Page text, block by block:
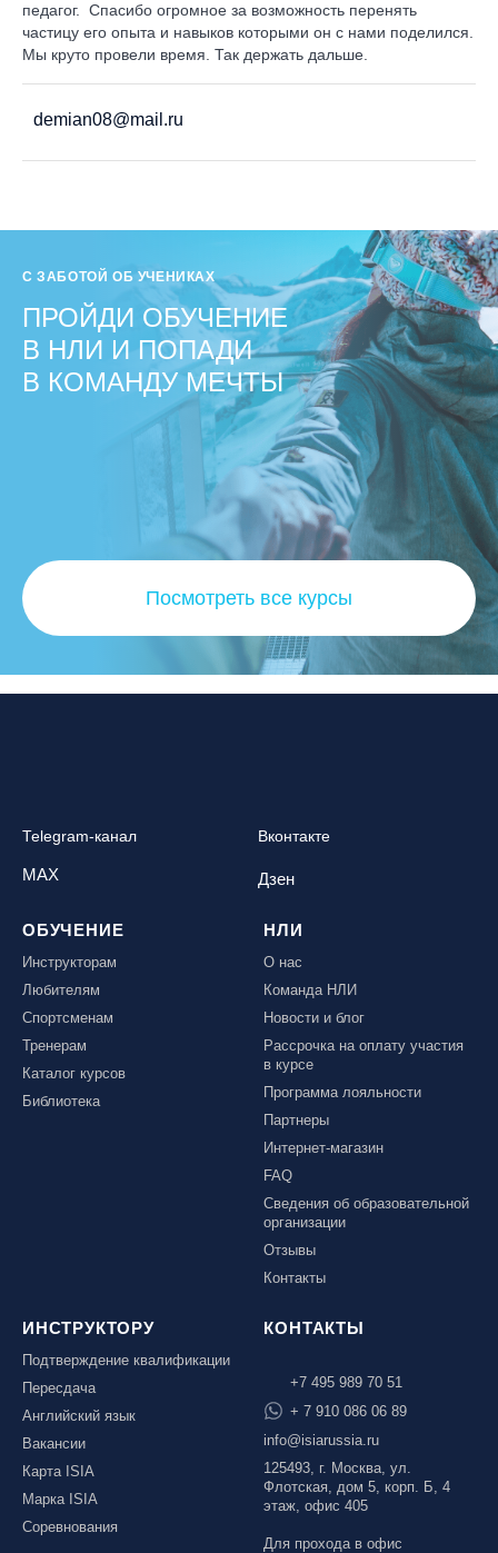
педагог. Спасибо огромное за возможность перенять
частицу его опыта и навыков которыми он с нами поделился.
Мы круто провели время. Так держать дальше.
demian08@mail.ru
С ЗАБОТОЙ ОБ УЧЕНИКАХ
ПРОЙДИ ОБУЧЕНИЕ
В НЛИ И ПОПАДИ
В КОМАНДУ МЕЧТЫ
Посмотреть все курсы
Telegram-канал Вконтакте
MAX Дзен
ОБУЧЕНИЕ
Инструкторам
Любителям
Спортсменам
Тренерам
Каталог курсов
Библиотека
НЛИ
О нас
Команда НЛИ
Новости и блог
Рассрочка на оплату участия
в курсе
Программа лояльности
Партнеры
Интернет-магазин
FAQ
Сведения об образовательной
организации
Отзывы
Контакты
ИНСТРУКТОРУ
Подтверждение квалификации
Пересдача
Английский язык
Вакансии
Карта ISIA
Марка ISIA
Соревнования
КОНТАКТЫ
+7 495 989 70 51
+ 7 910 086 06 89
info@isiarussia.ru
125493, г. Москва, ул.
Флотская, дом 5, корп. Б, 4
этаж, офис 405
Для прохода в офис